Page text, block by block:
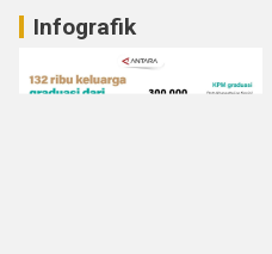
Infografik